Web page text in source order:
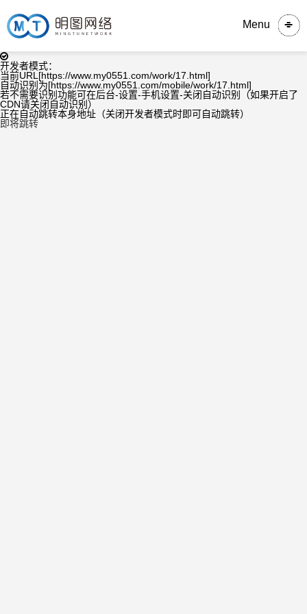
Menu
开发者模式：
当前URL[https://www.my0551.com/work/17.html]
自动识别为[https://www.my0551.com/mobile/work/17.html]
若不需要识别功能可在后台-设置-手机设置-关闭自动识别（如果开启了
CDN请关闭自动识别）
正在自动跳转本身地址（关闭开发者模式时即可自动跳转）
即将跳转